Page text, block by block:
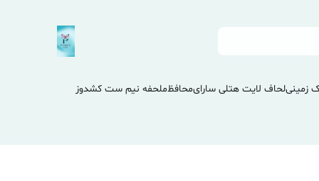
زمینیلحاف لایت هتلی سارایمحافظملحفه نیم ست کشدوز